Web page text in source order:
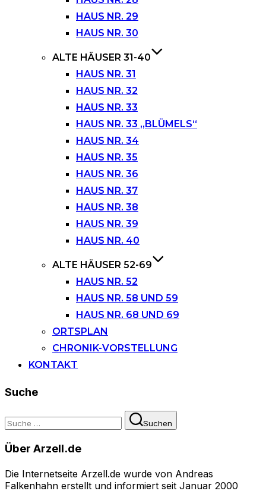
HAUS NR. 29
HAUS NR. 30
ALTE HÄUSER 31-40
HAUS NR. 31
HAUS NR. 32
HAUS NR. 33
HAUS NR. 33 „BLÜMELS“
HAUS NR. 34
HAUS NR. 35
HAUS NR. 36
HAUS NR. 37
HAUS NR. 38
HAUS NR. 39
HAUS NR. 40
ALTE HÄUSER 52-69
HAUS NR. 52
HAUS NR. 58 UND 59
HAUS NR. 68 UND 69
ORTSPLAN
CHRONIK-VORSTELLUNG
KONTAKT
Suche
Suchen
nach:
Suchen
Über Arzell.de
Die Internetseite Arzell.de wurde von Andreas
Falkenhahn erstellt und informiert seit Januar 2000